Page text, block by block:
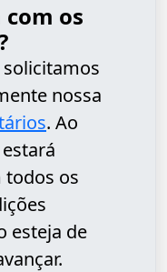
os
nossa
. Ao
todos os
esteja de